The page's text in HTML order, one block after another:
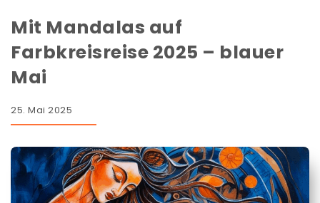
Mit Mandalas auf
Farbkreisreise 2025 – blauer
Mai
25. Mai 2025